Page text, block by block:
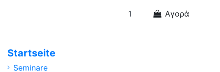
Αγορά
Startseite
Seminare